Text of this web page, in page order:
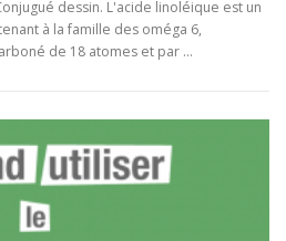
dessin. L'acide linoléique est un
à la famille des oméga 6,
de 18 atomes et par …